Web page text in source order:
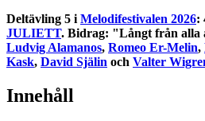
Deltävling 5 i Melodifestivalen 2026:
JULIETT. Bidrag: "Långt från
Ludvig Alamanos, Romeo Er-Melin,
Kask, David Själin och Valter
Innehåll